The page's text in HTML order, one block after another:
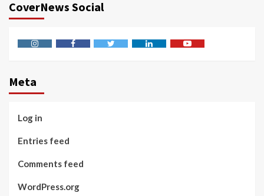
CoverNews Social
Meta
Log in
Entries feed
Comments feed
WordPress.org